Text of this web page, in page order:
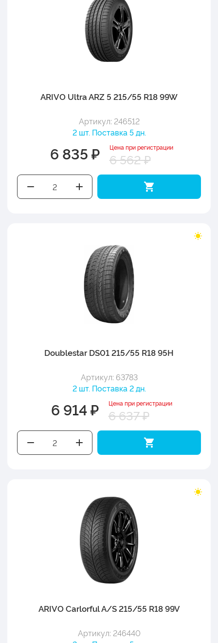
ARIVO Ultra ARZ 5 215/55 R18 99W
Артикул: 246512
2 шт. Поставка 5 дн.
6 835 ₽ Цена при регистрации
6 562 ₽
Doublestar DS01 215/55 R18 95H
Артикул: 63783
2 шт. Поставка 2 дн.
6 914 ₽ Цена при регистрации
6 637 ₽
ARIVO Carlorful A/S 215/55 R18 99V
Артикул: 246440